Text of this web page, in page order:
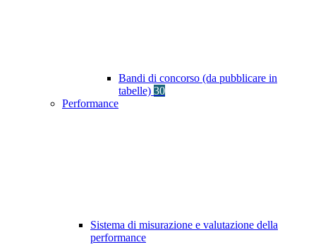
Bandi di concorso (da pubblicare in
tabelle) 30
Performance
Sistema di misurazione e valutazione della
performance